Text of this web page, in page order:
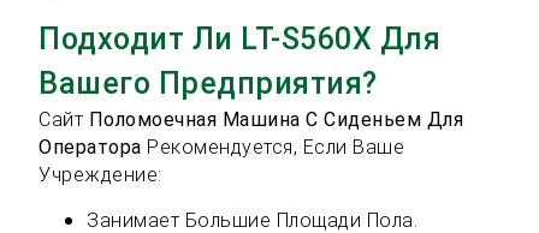
Подходит Ли LT-S560X Для
Вашего Предприятия?
Сайт Поломоечная Машина С Сиденьем Для
Оператора Рекомендуется, Если Ваше
Учреждение:
Занимает Большие Площади Пола.